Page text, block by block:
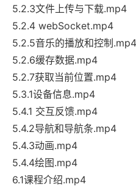
5.2.3文件上传与下载.mp4
5.2.4 webSocket.mp4
5.2.5音乐的播放和控制.mp4
5.2.6缓存数据.mp4
5.2.7获取当前位置.mp4
5.3.1设备信息.mp4
5.4.1 交互反馈.mp4
5.4.2导航和导航条.mp4
5.4.3动画.mp4
5.4.4绘图.mp4
6.1课程介绍.mp4